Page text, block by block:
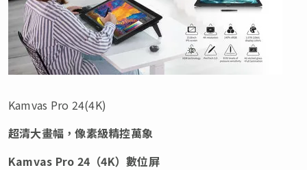
Kamvas Pro 24(4K)
超清大畫幅，像素級精控萬象
Kamvas Pro 24（4K）數位屏